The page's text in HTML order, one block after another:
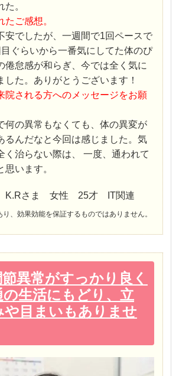
。
ご感想。
安でしたが、一週間で1回ペースで
ぐらいから一番気にしてた体のぴ
倦怠感が和らぎ、今では全く気に
した。ありがとうございます！
院される方へのメッセージをお願
何の異常もなくても、体の異変が
るんだなと今回は感じました。気
く治らない際は、 一度、通われて
います。
K.Rさま 女性 25才 IT関連
、効果効能を保証するものではありません。
異常がすっかり良く
生活にもどり、立
や目まいもありませ